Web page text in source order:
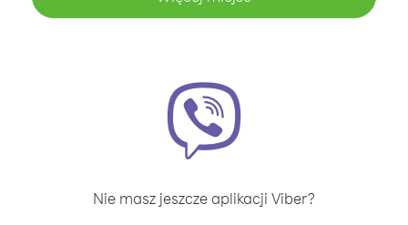
Nie masz jeszcze aplikacji Viber?